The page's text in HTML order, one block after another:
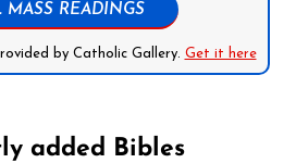
MASS READINGS
by Catholic Gallery. Get it here
added Bibles